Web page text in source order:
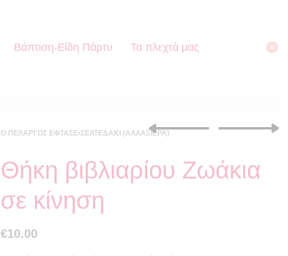
Βάπτιση-Είδη Πάρτυ Τα πλεχτά μας 0
Ο ΠΕΛΑΡΓΌΣ ΈΦΤΑΣΕ›ΣΕΛΤΕΔΆΚΙ (ΑΛΛΑΞΙΈΡΑ)
€18.00 15.00
Θήκη βιβλιαρίου Ζωάκια
σε κίνηση
€10.00